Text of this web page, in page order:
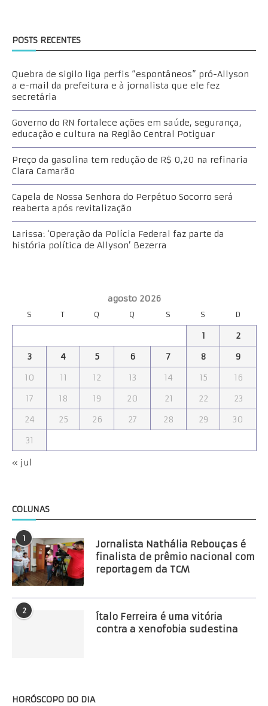
POSTS RECENTES
Quebra de sigilo liga perfis “espontâneos” pró-Allyson
a e-mail da prefeitura e à jornalista que ele fez
secretária
Governo do RN fortalece ações em saúde, segurança,
educação e cultura na Região Central Potiguar
Preço da gasolina tem redução de R$ 0,20 na refinaria
Clara Camarão
Capela de Nossa Senhora do Perpétuo Socorro será
reaberta após revitalização
Larissa: ‘Operação da Polícia Federal faz parte da
história política de Allyson’ Bezerra
agosto 2026
S T Q Q S S D
1
2
3
4 5 6 7 8
9
10
11 12 13 14 15
16
17
18 19 20 21 22
23
24
25 26 27 28 29
30
31
« jul
COLUNAS
1
Jornalista Nathália Rebouças é
finalista de prêmio nacional com
reportagem da TCM
2
Ítalo Ferreira é uma vitória
contra a xenofobia sudestina
HORÓSCOPO DO DIA